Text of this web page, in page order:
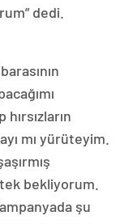
dedi.
mı yürüteyim.
bekliyorum.
şu